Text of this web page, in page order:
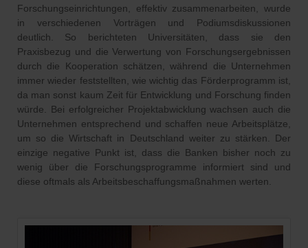
Forschungseinrichtungen, effektiv zusammenarbeiten, wurde
in verschiedenen Vorträgen und Podiumsdiskussionen
deutlich. So berichteten Universitäten, dass sie den
Praxisbezug und die Verwertung von Forschungsergebnissen
durch die Kooperation schätzen, während die Unternehmen
immer wieder feststellten, wie wichtig das Förderprogramm ist,
da man sonst kaum Zeit für Entwicklung und Forschung finden
würde. Bei erfolgreicher Projektabwicklung wachsen auch die
Unternehmen entsprechend und schaffen neue Arbeitsplätze,
um so die Wirtschaft in Deutschland weiter zu stärken. Der
einzige negative Punkt ist, dass die Banken bisher noch zu
wenig über die Forschungsprogramme informiert sind und
diese oftmals als Arbeitsbeschaffungsmaßnahmen werten.